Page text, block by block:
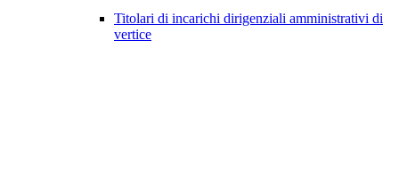
Titolari di incarichi dirigenziali amministrativi di
vertice